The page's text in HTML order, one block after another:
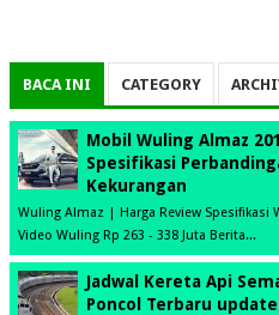
BACA INI CATEGORY
Mobil Wuling Almaz
Spesifikasi
Kekurangan
Wuling Almaz | Harga Review Spesifikasi
Video Wuling Rp 263 - 338 Juta Berita...
Jadwal Kereta Api
Poncol Terbaru